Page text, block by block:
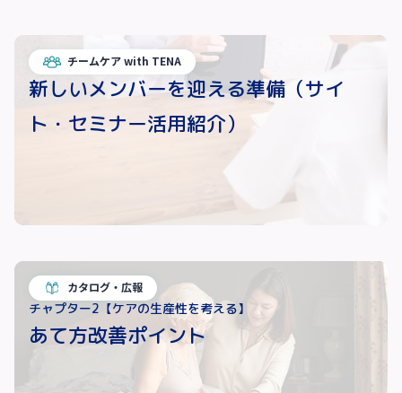
チームケア with TENA
新しいメンバーを迎える準備（サイ
ト・セミナー活用紹介）
カタログ・広報
チャプター2【ケアの生産性を考える】
あて方改善ポイント